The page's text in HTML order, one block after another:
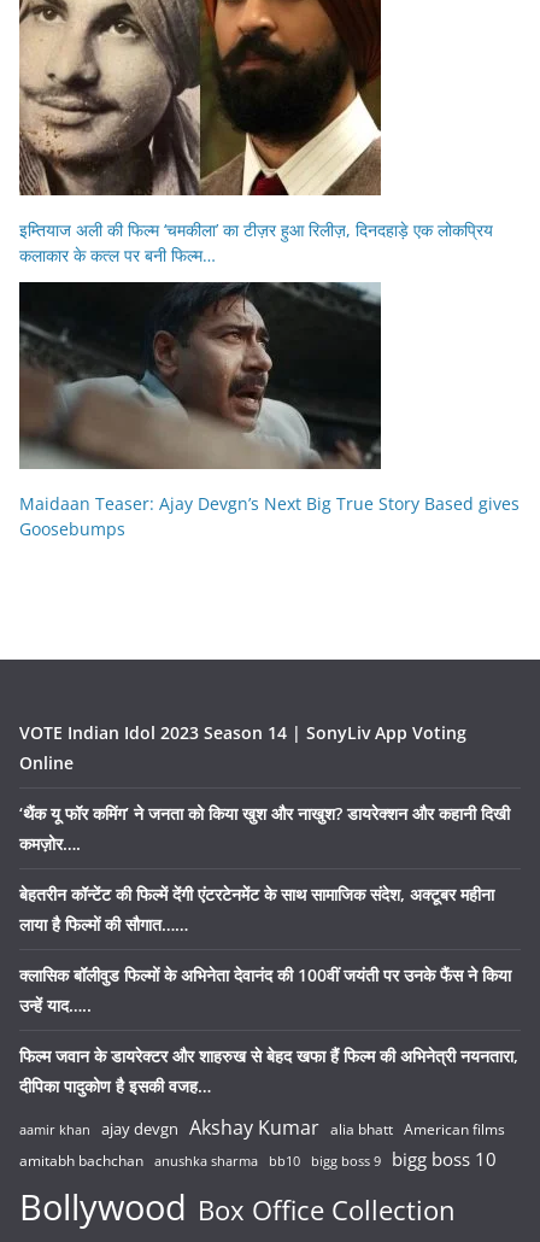
इम्तियाज अली की फिल्म ‘चमकीला’ का टीज़र हुआ रिलीज़, दिनदहाड़े एक लोकप्रिय
कलाकार के कत्ल पर बनी फिल्म…
Maidaan Teaser: Ajay Devgn’s Next Big True Story Based gives
Goosebumps
VOTE Indian Idol 2023 Season 14 | SonyLiv App Voting
Online
‘थैंक यू फॉर कमिंग’ ने जनता को किया खुश और नाखुश? डायरेक्शन और कहानी दिखी
कमज़ोर….
बेहतरीन कॉन्टेंट की फिल्में देंगी एंटरटेनमेंट के साथ सामाजिक संदेश, अक्टूबर महीना
लाया है फिल्मों की सौगात……
क्लासिक बॉलीवुड फिल्मों के अभिनेता देवानंद की 100वीं जयंती पर उनके फैंस ने किया
उन्हें याद…..
फिल्म जवान के डायरेक्टर और शाहरुख से बेहद खफा हैं फिल्म की अभिनेत्री नयनतारा,
दीपिका पादुकोण है इसकी वजह…
aamir khan ajay devgn Akshay Kumar alia bhatt American films
amitabh bachchan anushka sharma bb10 bigg boss 9 bigg boss 10
Bollywood Box Office Collection